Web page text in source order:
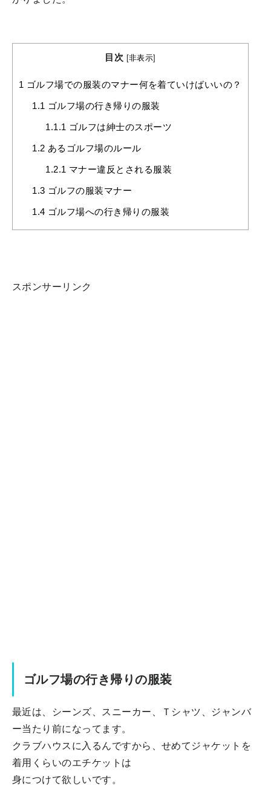
目次 [非表示]
1 ゴルフ場での服装のマナー何を着ていけばいいの？
1.1 ゴルフ場の行き帰りの服装
1.1.1 ゴルフは紳士のスポーツ
1.2 あるゴルフ場のルール
1.2.1 マナー違反とされる服装
1.3 ゴルフの服装マナー
1.4 ゴルフ場への行き帰りの服装
スポンサーリンク
ゴルフ場の行き帰りの服装
最近は、シーンズ、スニーカー、Ｔシャツ、ジャンバ
ー当たり前になってます。
クラブハウスに入るんですから、せめてジャケットを
着用くらいのエチケットは
身につけて欲しいです。